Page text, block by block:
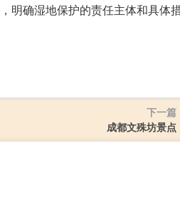
明确湿地保护的责任主体和具体
下一篇
成都文殊坊景点